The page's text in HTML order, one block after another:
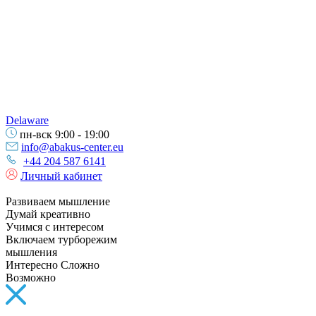
Delaware
пн-вск 9:00 - 19:00
info@abakus-center.eu
+44 204 587 6141
Личный кабинет
Развиваем мышление
Думай креативно
Учимся с интересом
Включаем турборежим
мышления
Интересно Сложно
Возможно